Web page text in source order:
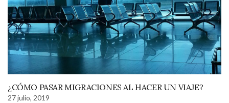
¿CÓMO PASAR MIGRACIONES AL HACER UN VIAJE?
27 julio, 2019